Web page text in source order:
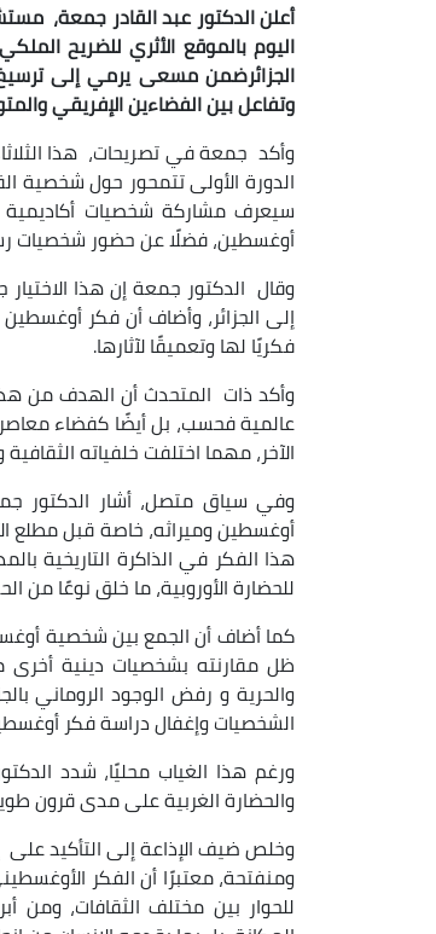
أعلن الدكتور عبد القادر جمعة،
اليوم بالموقع الأثري للضريح
الجزائرضمن مسعى يرمي إلى
وتفاعل بين الفضاءين الإفريقي
وأكد جمعة في تصريحات، هذا
الدورة الأولى تتمحور حول شخصية
سيعرف مشاركة شخصيات
أوغسطين، فضلًا عن حضور شخصيات
وقال الدكتور جمعة إن هذا الاختيار
إلى الجزائر، وأضاف أن فكر
فكريًا لها وتعميقًا لآثارها.
وأكد ذات المتحدث أن الهدف من
عالمية فحسب، بل أيضًا كفضاء معاصر
الآخر، مهما اختلفت خلفياته
وفي سياق متصل، أشار الدكتور
أوغسطين وميراثه، خاصة قبل مطلع
هذا الفكر في الذاكرة التاريخية
للحضارة الأوروبية، ما خلق نوعًا من
كما أضاف أن الجمع بين شخصية
ظل مقارنته بشخصيات دينية أخرى
والحرية و رفض الوجود الروماني
الشخصيات وإغفال دراسة فكر
ورغم هذا الغياب محليًا، شدد
والحضارة الغربية على مدى قرون
وخلص ضيف الإذاعة إلى التأكيد على
ومنفتحة، معتبرًا أن الفكر
للحوار بين مختلف الثقافات، ومن